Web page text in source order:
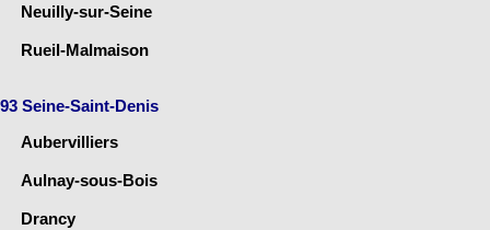
Neuilly-sur-Seine
Rueil-Malmaison
93 Seine-Saint-Denis
Aubervilliers
Aulnay-sous-Bois
Drancy